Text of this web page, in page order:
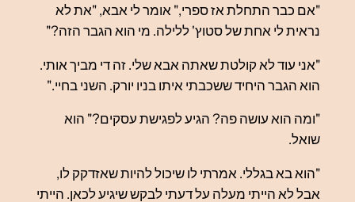
"אם כבר התחלת אז ספרי," אומר לי אבא, "את לא
נראית לי אחת של סטוץ' ללילה. מי הוא הגבר הזה?"
"אני עוד לא קולטת שאתה אבא שלי. זה די מביך אותי.
הוא הגבר היחיד ששכבתי איתו בניו יורק. השני בחיי."
"ומה הוא עושה פה? הגיע לפגישת עסקים?" הוא
שואל.
"הוא בא בגללי. אמרתי לו שיכול להיות שאזדקק לו,
אבל לא הייתי מעלה על דעתי לבקש שיגיע לכאן. הייתי